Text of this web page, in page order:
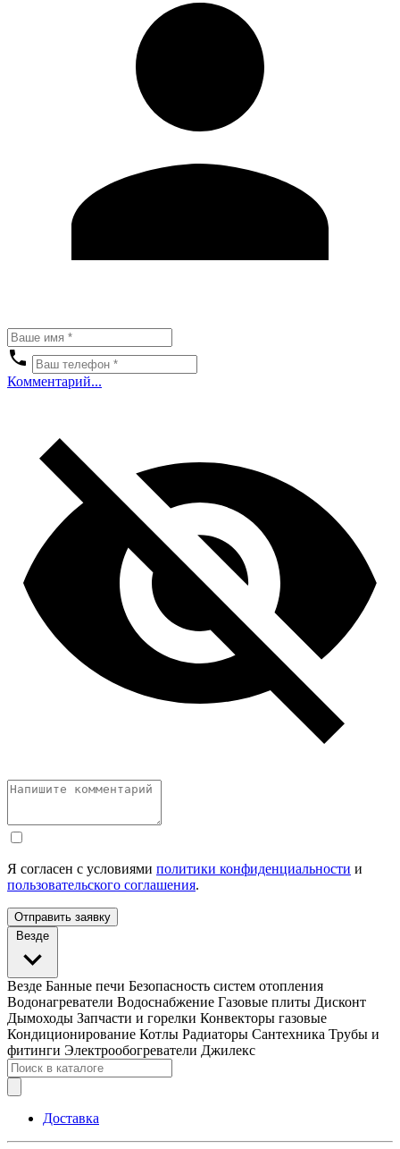
Комментарий...
Я согласен с условиями политики конфиденциальности и
пользовательского соглашения.
Отправить заявку
Везде
Везде Банные печи Безопасность систем отопления
Водонагреватели Водоснабжение Газовые плиты Дисконт
Дымоходы Запчасти и горелки Конвекторы газовые
Кондиционирование Котлы Радиаторы Сантехника Трубы и
фитинги Электрообогреватели Джилекс
Доставка